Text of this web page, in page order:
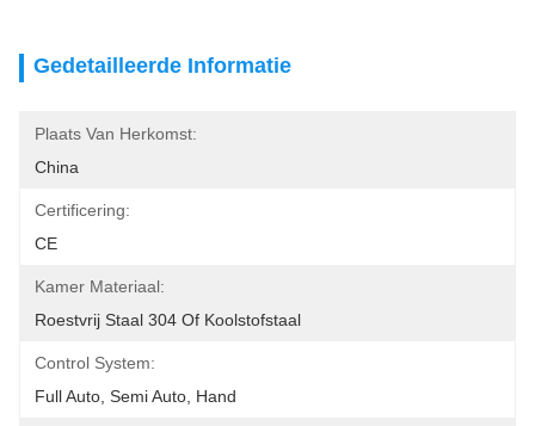
Gedetailleerde Informatie
Plaats Van Herkomst:
China
Certificering:
CE
Kamer Materiaal:
Roestvrij Staal 304 Of Koolstofstaal
Control System:
Full Auto, Semi Auto, Hand